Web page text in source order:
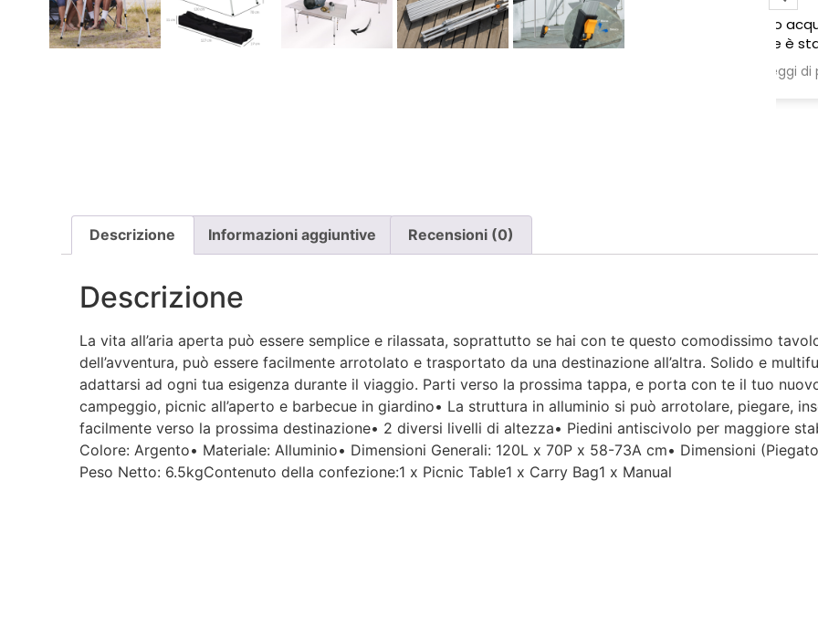
Ho acquistato due poltrone, ma
ne è stata consegnata soltanto
stato comunicato che erano in
corriere. Da allora nessun
Per un'azienda che vende
esclusivamente online, mi
aspettavo un servizio clienti molto
più efficiente. L'assistenza è
disponibile solo in fasce orarie
molto limitate e, nel mio caso, la
gestione del post-vendita è stata
lenta e poco rassicurante.
Descrizione Informazioni aggiuntive Recensioni (0)
Descrizione
La vita all’aria aperta può essere semplice e rilassata, soprattutto se hai con te questo comodissimo
dell’avventura, può essere facilmente arrotolato e trasportato da una destinazione all’altra. Solido e
adattarsi ad ogni tua esigenza durante il viaggio. Parti verso la prossima tappa, e porta con te il tuo
campeggio, picnic all’aperto e barbecue in giardino• La struttura in alluminio si può arrotolare, piegare,
facilmente verso la prossima destinazione• 2 diversi livelli di altezza• Piedini antiscivolo per maggiore
Colore: Argento• Materiale: Alluminio• Dimensioni Generali: 120L x 70P x 58-73A cm• Dimensioni
Peso Netto: 6.5kgContenuto della confezione:1 x Picnic Table1 x Carry Bag1 x Manual